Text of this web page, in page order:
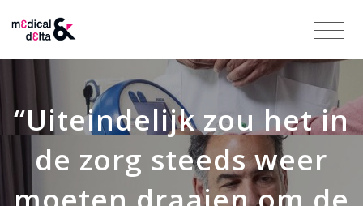
“Uiteindelijk zou het in
de zorg steeds weer